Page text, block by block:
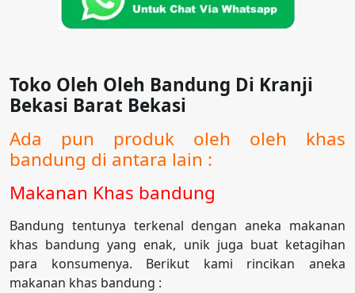
Toko Oleh Oleh Bandung Di Kranji
Bekasi Barat Bekasi
Ada pun produk oleh oleh khas
bandung di antara lain :
Makanan Khas bandung
Bandung tentunya terkenal dengan aneka makanan
khas bandung yang enak, unik juga buat ketagihan
para konsumenya. Berikut kami rincikan aneka
makanan khas bandung :